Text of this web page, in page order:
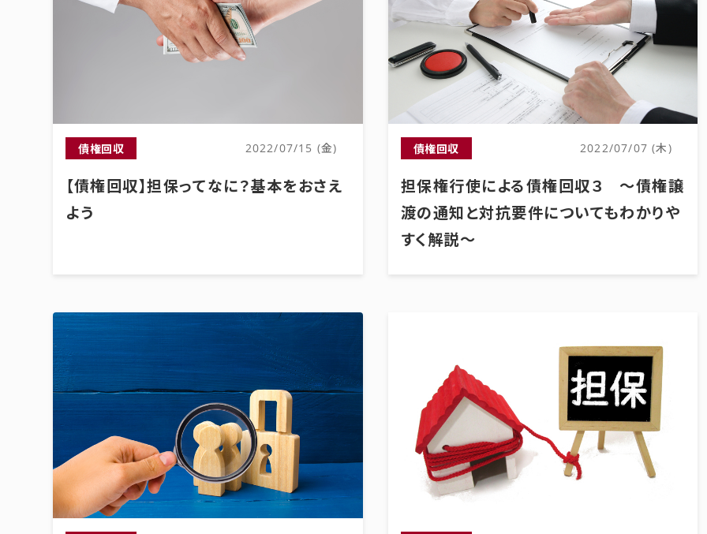
債権回収 2022/07/15 (金)
【債権回収】担保ってなに？基本をおさえ
よう
債権回収 2022/07/07 (木)
担保権行使による債権回収３ ～債権譲
渡の通知と対抗要件についてもわかりや
すく解説～